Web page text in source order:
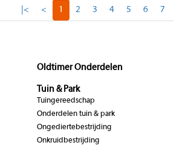
|< < 1 2 3 4 5 6 7
Oldtimer Onderdelen
Tuin & Park
Tuingereedschap
Onderdelen tuin & park
Ongediertebestrijding
Onkruidbestrijding